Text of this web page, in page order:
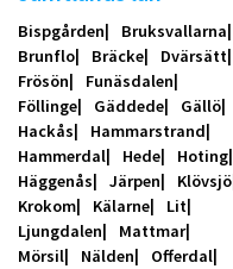
Bispgården
Bruksvallarna
Brunflo
Bräcke
Dvärsätt
Frösön
Funäsdalen
Föllinge
Gäddede
Gällö
Hackås
Hammarstrand
Hammerdal
Hede
Hoting
Häggenås
Järpen
Klövsjö
Krokom
Kälarne
Lit
Ljungdalen
Mattmar
Mörsil
Nälden
Offerdal